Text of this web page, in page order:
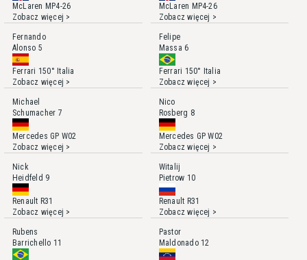
McLaren MP4-26
Zobacz więcej >
McLaren MP4-26
Zobacz więcej >
Fernando
Alonso 5
Ferrari 150° Italia
Zobacz więcej >
Felipe
Massa 6
Ferrari 150° Italia
Zobacz więcej >
Michael
Schumacher 7
Mercedes GP W02
Zobacz więcej >
Nico
Rosberg 8
Mercedes GP W02
Zobacz więcej >
Nick
Heidfeld 9
Renault R31
Zobacz więcej >
Witalij
Pietrow 10
Renault R31
Zobacz więcej >
Rubens
Barrichello 11
Pastor
Maldonado 12